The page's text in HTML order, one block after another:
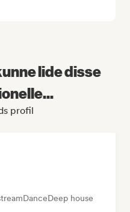
lide disse
profil
DanceDeep house